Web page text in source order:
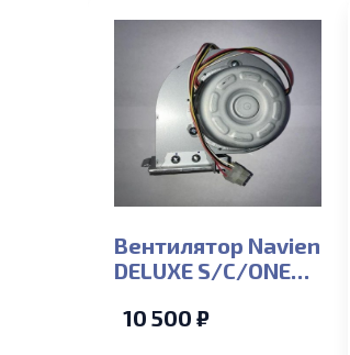
Вентилятор Navien
DELUXE S/C/ONE
(NGB350/351/352/300)
10 500 ₽